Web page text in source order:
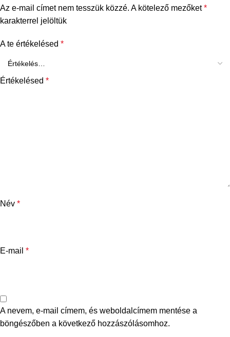
Az e-mail címet nem tesszük közzé. A kötelező mezőket*
karakterrel jelöltük
A te értékelésed *
Értékelésed *
Név *
E-mail *
A nevem, e-mail címem, és weboldalcímem mentése a
böngészőben a következő hozzászólásomhoz.